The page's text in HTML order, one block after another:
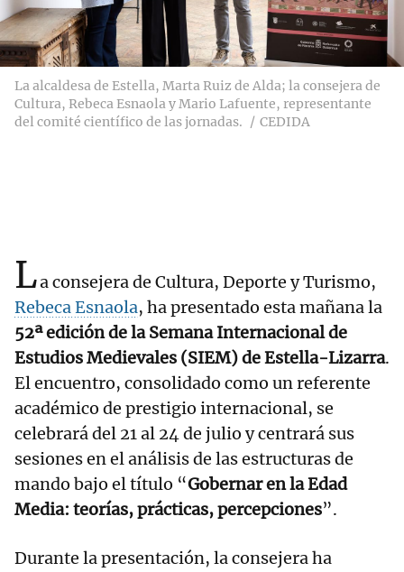
La alcaldesa de Estella, Marta Ruiz de Alda; la consejera de
Cultura, Rebeca Esnaola y Mario Lafuente, representante
del comité científico de las jornadas.
CEDIDA
La consejera de Cultura, Deporte y Turismo,
Rebeca Esnaola, ha presentado esta mañana la
52ª edición de la Semana Internacional de
Estudios Medievales (SIEM) de Estella-Lizarra.
El encuentro, consolidado como un referente
académico de prestigio internacional, se
celebrará del 21 al 24 de julio y centrará sus
sesiones en el análisis de las estructuras de
mando bajo el título “Gobernar en la Edad
Media: teorías, prácticas, percepciones”.
Durante la presentación, la consejera ha